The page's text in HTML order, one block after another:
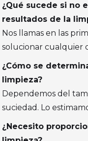
¿Qué sucede si no
resultados de la
Nos llamas en las
solucionar cualquier
¿Cómo se
limpieza?
Dependemos del
suciedad. Lo
¿Necesito